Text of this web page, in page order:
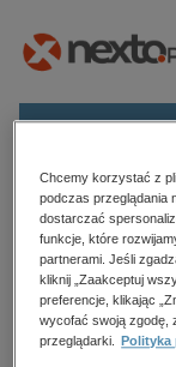
E-prasa
Kategorie
Zobacz wszystkie
Strona główna
Chcemy korzystać z
podczas przeglądania
dostarczać
funkcje, które
partnerami. Jeśli
kliknij „Zaakceptuj
preferencje, klikając
wycofać swoją zgodę,
przeglądarki.